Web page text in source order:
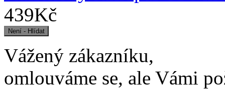
439Kč
Vážený zákazníku,
omlouváme se, ale Vámi